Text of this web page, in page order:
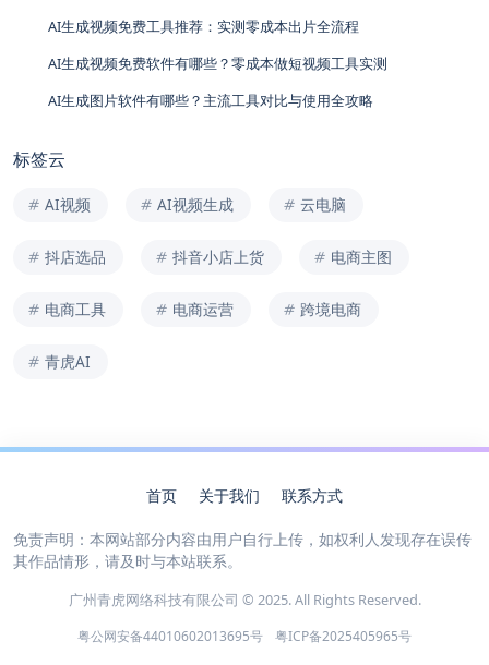
AI生成视频免费工具推荐：实测零成本出片全流程
AI生成视频免费软件有哪些？零成本做短视频工具实测
AI生成图片软件有哪些？主流工具对比与使用全攻略
标签云
AI视频 AI视频生成 云电脑
抖店选品 抖音小店上货 电商主图
电商工具 电商运营 跨境电商
青虎AI
首页 关于我们 联系方式
免责声明：本网站部分内容由用户自行上传，如权利人发现存在误传
其作品情形，请及时与本站联系。
广州青虎网络科技有限公司 © 2025. All Rights Reserved.
粤公网安备44010602013695号 粤ICP备2025405965号